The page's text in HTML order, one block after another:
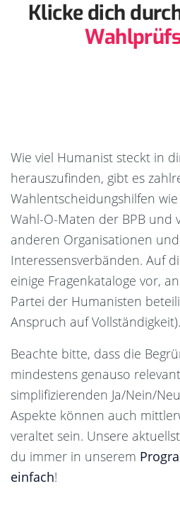
Klicke dich
Wie viel Humanist steckt in
herauszufinden, gibt es
Wahlentscheidungshilfen
Wahl-O-Maten der BPB und
anderen Organisationen und
Interessensverbänden. Auf
einige Fragenkataloge vor,
Partei der Humanisten
Anspruch auf Vollständigkeit).
Beachte bitte, dass die
mindestens genauso
simplifizierenden Ja/Nein/
Aspekte können auch
veraltet sein. Unsere
du immer in unserem
einfach!